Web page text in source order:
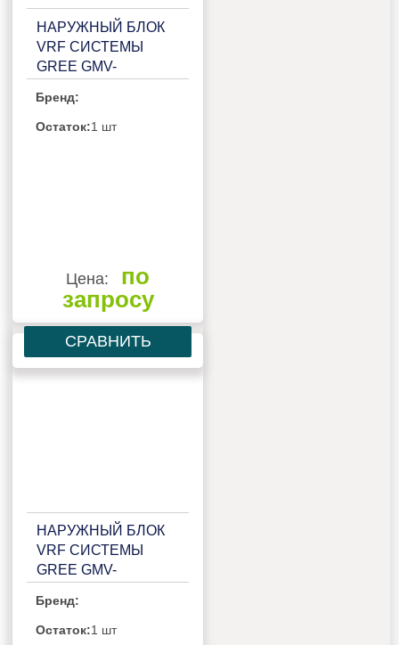
НАРУЖНЫЙ БЛОК
VRF СИСТЕМЫ
GREE GMV-
Бренд:
Остаток:1 шт
Цена:
по
запросу
СРАВНИТЬ
НАРУЖНЫЙ БЛОК
VRF СИСТЕМЫ
GREE GMV-
Бренд:
Остаток:1 шт